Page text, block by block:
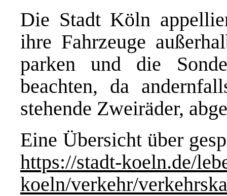
Die Stadt Köln
ihre Fahrzeuge
parken und die
beachten, da
stehende Zweiräder,
Eine Übersicht über
https://stadt-koeln.de/
koeln/verkehr/